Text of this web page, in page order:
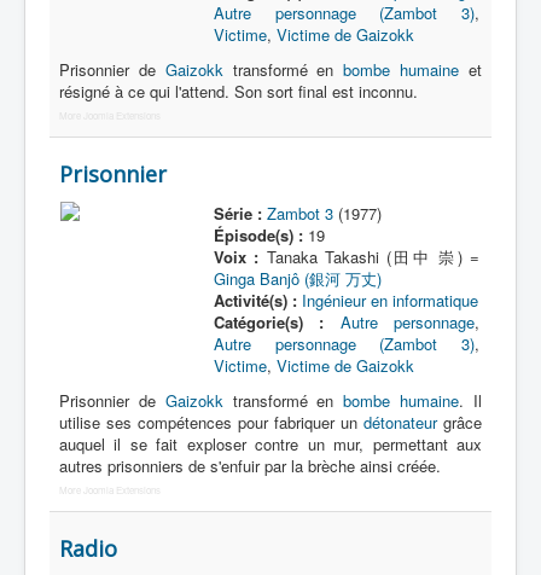
Autre personnage (Zambot 3),
Victime, Victime de Gaizokk
Prisonnier de Gaizokktransformé enbombe humaine et
résigné à ce qui l'attend. Son sort final est inconnu.
More Joomla Extensions
Prisonnier
Série : Zambot 3(1977)
Épisode(s) :19
Voix : Tanaka Takashi (田中 崇) =
Ginga Banjô (銀河 万丈)
Activité(s) : Ingénieur en informatique
Catégorie(s) :
Autre personnage,
Autre personnage (Zambot 3),
Victime, Victime de Gaizokk
Prisonnier de Gaizokktransformé enbombe humaine. Il
utilise ses compétences pour fabriquer un détonateurgrâce
auquel il se fait exploser contre un mur, permettant aux
autres prisonniers de s'enfuir par la brèche ainsi créée.
More Joomla Extensions
Radio